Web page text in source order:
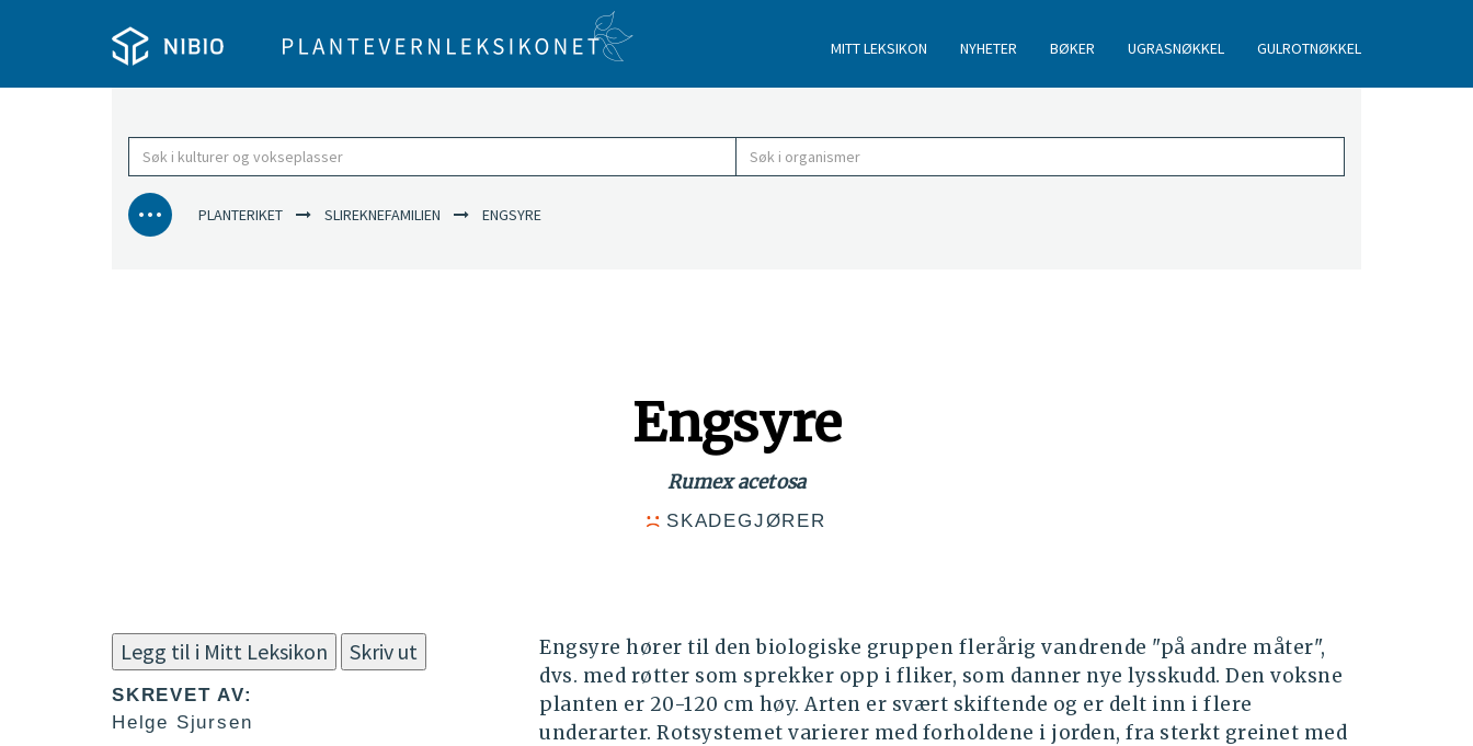
MITT LEKSIKON NYHETER BØKER UGRASNØKKEL GULROTNØKKEL
PLANTERIKET SLIREKNEFAMILIEN ENGSYRE
Engsyre
Rumex acetosa
SKADEGJØRER
Legg til i Mitt Leksikon Skriv ut
SKREVET AV:
Helge Sjursen
Engsyre hører til den biologiske gruppen flerårig vandrende "på andre måter",
dvs. med røtter som sprekker opp i fliker, som danner nye lysskudd. Den voksne
planten er 20-120 cm høy. Arten er svært skiftende og er delt inn i flere
underarter. Rotsystemet varierer med forholdene i jorden, fra sterkt greinet med